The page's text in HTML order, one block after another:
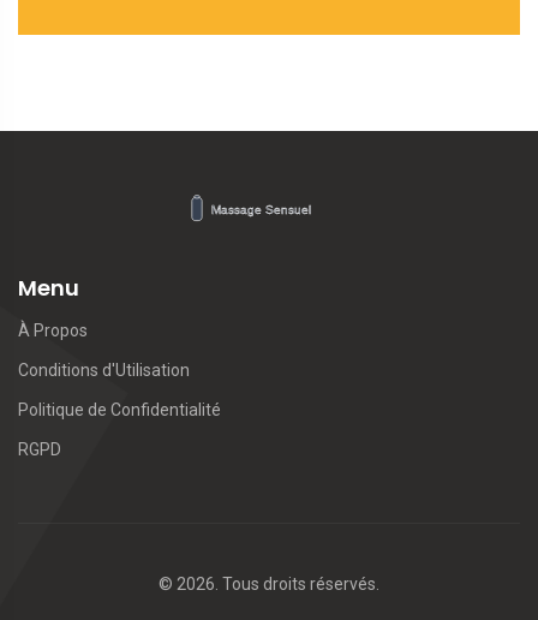
Menu
À Propos
Conditions d'Utilisation
Politique de Confidentialité
RGPD
© 2026. Tous droits réservés.